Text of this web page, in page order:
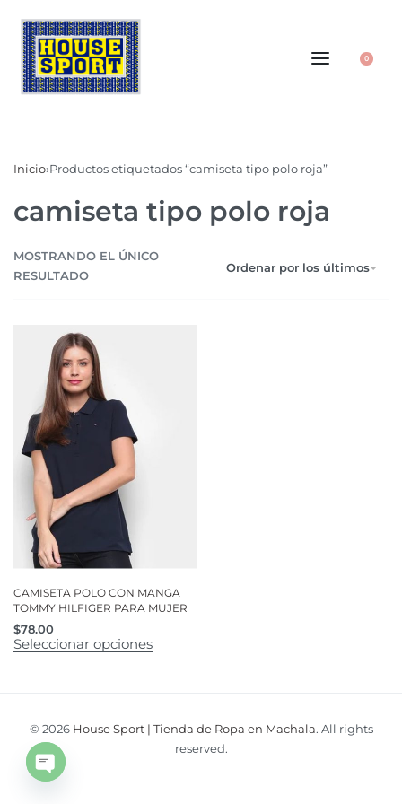
0
Inicio›Productos etiquetados “camiseta tipo polo roja”
camiseta tipo polo roja
MOSTRANDO EL ÚNICO
RESULTADO
Ordenar por los últimos
CAMISETA POLO CON MANGA
TOMMY HILFIGER PARA MUJER
$78.00
Seleccionar opciones
© 2026 House Sport | Tienda de Ropa en Machala. All rights
reserved.
Open